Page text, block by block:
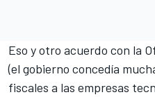
Eso y otro acuerdo con la
(el gobierno concedía
fiscales a las empresas